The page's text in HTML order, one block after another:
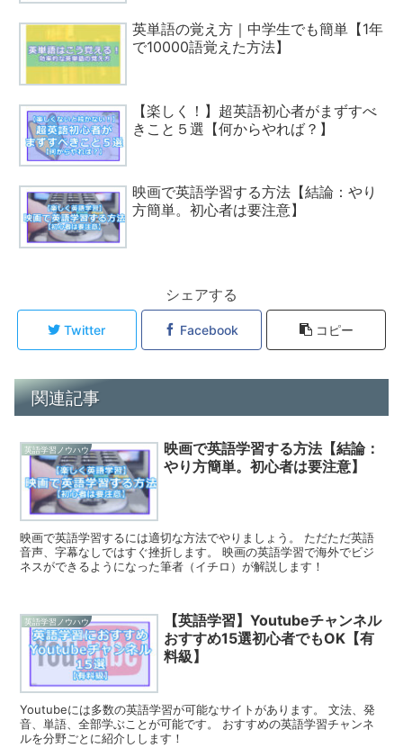
英単語の覚え方｜中学生でも簡単【1年
で10000語覚えた方法】
【楽しく！】超英語初心者がまずすべ
きこと５選【何からやれば？】
映画で英語学習する方法【結論：やり
方簡単。初心者は要注意】
シェアする
Twitter Facebook コピー
関連記事
英語学習ノウハウ
映画で英語学習する方法【結論：
やり方簡単。初心者は要注意】
映画で英語学習するには適切な方法でやりましょう。 ただただ英語
音声、字幕なしではすぐ挫折します。 映画の英語学習で海外でビジ
ネスができるようになった筆者（イチロ）が解説します！
英語学習ノウハウ
【英語学習】Youtubeチャンネル
おすすめ15選初心者でもOK【有
料級】
Youtubeには多数の英語学習が可能なサイトがあります。 文法、発
音、単語、全部学ぶことが可能です。 おすすめの英語学習チャンネ
ルを分野ごとに紹介しします！